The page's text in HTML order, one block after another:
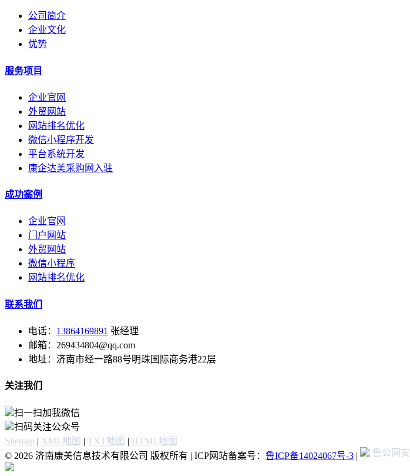
公司简介
企业文化
优势
服务项目
企业官网
外贸网站
网站排名优化
微信小程序开发
平台系统开发
康企达美采购网入驻
成功案例
企业官网
门户网站
外贸网站
微信小程序
网站排名优化
联系我们
电话： 13864169891 张经理
邮箱：269434804@qq.com
地址：济南市经一路88号明珠国际商务港22层
关注我们
扫一扫加我微信
扫码关注公众号
Sitemap | XML地图 | TXT地图 | HTML地图
© 2026 济南康美信息技术有限公司 版权所有 | ICP网站备案号： 鲁ICP备14024067号-3 | 鲁公网